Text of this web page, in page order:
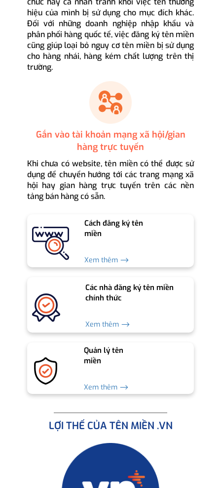
hiệu của mình bị sử dụng cho mục đích khác.
Đối với những doanh nghiệp nhập khẩu và
phân phối hàng quốc tế, việc đăng ký tên miền
cũng giúp loại bỏ nguy cơ tên miền bị sử dụng
cho hàng nhái, hàng kém chất lượng trên thị
trường.
Gắn vào tài khoản mạng xã hội/gian
hàng trực tuyến
Khi chưa có website, tên miền có thể được sử
dụng để chuyển hướng tới các trang mạng xã
hội hay gian hàng trực tuyến trên các nền
tảng bán hàng có sẵn.
Cách đăng ký tên
miền
Xem thêm ⟶
Các nhà đăng ký tên miền
chính thức
Xem thêm ⟶
Quản lý tên
miền
Xem thêm ⟶
LỢI THẾ CỦA TÊN MIỀN .VN